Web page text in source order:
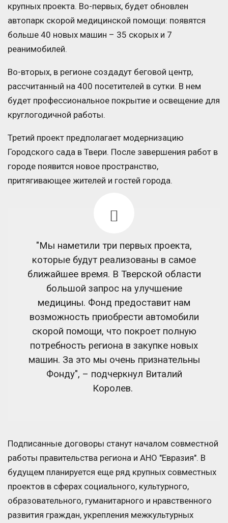
крупных проекта. Во-первых, будет обновлен
автопарк скорой медицинской помощи: появятся
больше 40 новых машин – 35 скорых и 7
реанимобилей.
Во-вторых, в регионе создадут беговой центр,
рассчитанный на 400 посетителей в сутки. В нем
будет профессиональное покрытие и освещение для
круглогодичной работы.
Третий проект предполагает модернизацию
Городского сада в Твери. После завершения работ в
городе появится новое пространство,
притягивающее жителей и гостей города.
"Мы наметили три первых проекта,
которые будут реализованы в самое
ближайшее время. В Тверской области
большой запрос на улучшение
медицины. Фонд предоставит нам
возможность приобрести автомобили
скорой помощи, что покроет полную
потребность региона в закупке новых
машин. За это мы очень признательны
Фонду", – подчеркнул Виталий
Королев.
Подписанные договоры станут началом совместной
работы правительства региона и АНО "Евразия". В
будущем планируется еще ряд крупных совместных
проектов в сферах социального, культурного,
образовательного, гуманитарного и нравственного
развития граждан, укрепления межкультурных